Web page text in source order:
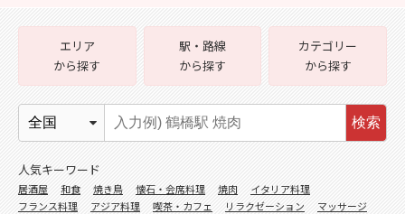
エリア
から探す
駅・路線
から探す
カテゴリー
から探す
検索
人気キーワード
居酒屋 和食 焼き鳥 懐石・会席料理 焼肉
イタリア料理
フランス料理
アジア料理 喫茶・カフェ リラクゼーション
マッサージ